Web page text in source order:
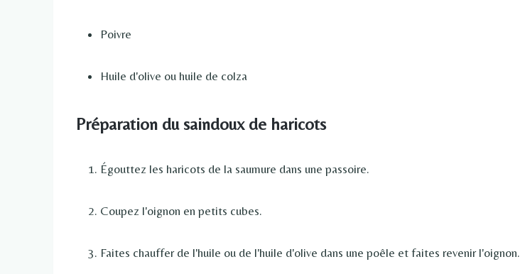
Poivre
Huile d'olive ou huile de colza
Préparation du saindoux de haricots
Égouttez les haricots de la saumure dans une passoire.
Coupez l'oignon en petits cubes.
Faites chauffer de l'huile ou de l'huile d'olive dans une poêle et faites revenir l'oignon.